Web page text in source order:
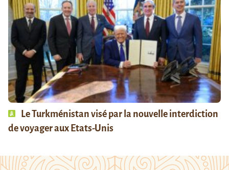
Le Turkménistan visé par la nouvelle interdiction
de voyager aux Etats-Unis